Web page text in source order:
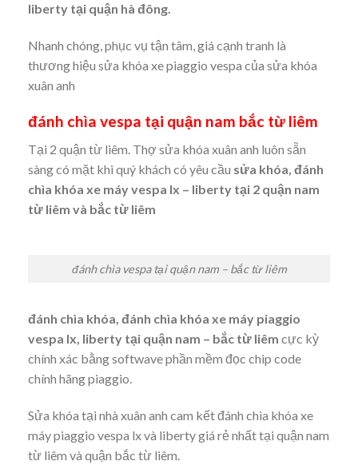
liberty tại quận hà đông.
Nhanh chóng, phục vụ tận tâm, giá cạnh tranh là
thương hiệu sửa khóa xe piaggio vespa của sửa khóa
xuân anh
đánh chìa vespa tại quận nam bắc từ liêm
Tại 2 quận từ liêm. Thợ sửa khóa xuân anh luôn sẵn
sàng có mặt khi quý khách có yêu cầu sửa khóa, đánh
chìa khóa xe máy vespa lx – liberty tại 2 quận nam
từ liêm và bắc từ liêm
đánh chìa vespa tại quận nam – bắc từ liêm
đánh chìa khóa, đánh chìa khóa xe máy piaggio
vespa lx, liberty tại quận nam – bắc từ liêm cực kỳ
chính xác bằng softwave phần mềm đọc chip code
chính hãng piaggio.
Sửa khóa tại nhà xuân anh cam kết đánh chìa khóa xe
máy piaggio vespa lx và liberty giá rẻ nhất tại quận nam
từ liêm và quận bắc từ liêm.